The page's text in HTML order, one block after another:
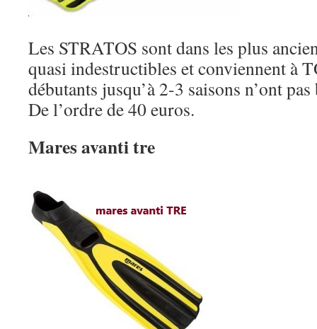
Les STRATOS sont dans les plus
quasi indestructibles et conviennent à
débutants jusqu’à 2-3 saisons n’ont
De l’ordre de 40 euros.
Mares avanti tre